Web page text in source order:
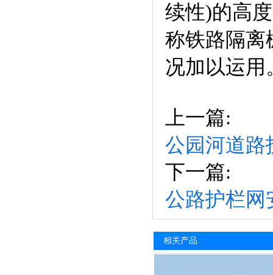
续性)的高
称铁路隔离
况加以运用
上一篇:
公园河道路
下一篇:
公路护栏网
相关产品